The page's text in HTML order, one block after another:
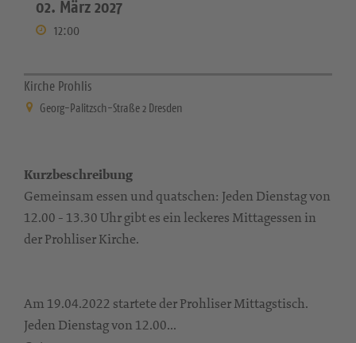
02. März 2027
12:00
Kirche Prohlis
Georg-Palitzsch-Straße 2 Dresden
Kurzbeschreibung
Gemeinsam essen und quatschen: Jeden Dienstag von
12.00 - 13.30 Uhr gibt es ein leckeres Mittagessen in
der Prohliser Kirche.
Am 19.04.2022 startete der Prohliser Mittagstisch.
Jeden Dienstag von 12.00...